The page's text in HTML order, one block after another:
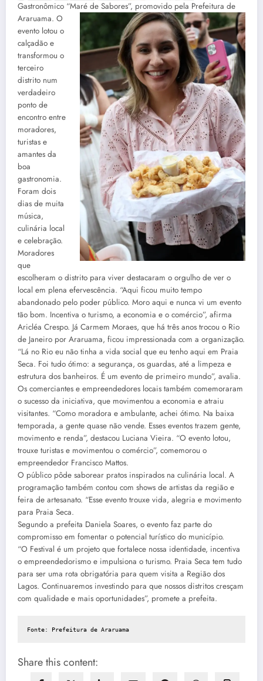
Gastronômico “Maré de Sabores”, promovido pela Prefeitura de
Araruama. O
evento lotou o
calçadão e
transformou o
terceiro
distrito num
verdadeiro
ponto de
encontro entre
moradores,
turistas e
amantes da
boa
gastronomia.
Foram dois
dias de muita
música,
culinária local
e celebração.
Moradores
que
escolheram o distrito para viver destacaram o orgulho de ver o
local em plena efervescência. “Aqui ficou muito tempo
abandonado pelo poder público. Moro aqui e nunca vi um evento
tão bom. Incentiva o turismo, a economia e o comércio”, afirma
Aricléa Crespo. Já Carmem Moraes, que há três anos trocou o Rio
de Janeiro por Araruama, ficou impressionada com a organização.
“Lá no Rio eu não tinha a vida social que eu tenho aqui em Praia
Seca. Foi tudo ótimo: a segurança, os guardas, até a limpeza e
estrutura dos banheiros. É um evento de primeiro mundo”, avalia.
Os comerciantes e empreendedores locais também comemoraram
o sucesso da iniciativa, que movimentou a economia e atraiu
visitantes. “Como moradora e ambulante, achei ótimo. Na baixa
temporada, a gente quase não vende. Esses eventos trazem gente,
movimento e renda”, destacou Luciana Vieira. “O evento lotou,
trouxe turistas e movimentou o comércio”, comemorou o
empreendedor Francisco Mattos.
O público pôde saborear pratos inspirados na culinária local. A
programação também contou com shows de artistas da região e
feira de artesanato. “Esse evento trouxe vida, alegria e movimento
para Praia Seca.
Segundo a prefeita Daniela Soares, o evento faz parte do
compromisso em fomentar o potencial turístico do município.
“O Festival é um projeto que fortalece nossa identidade, incentiva
o empreendedorismo e impulsiona o turismo. Praia Seca tem tudo
para ser uma rota obrigatória para quem visita a Região dos
Lagos. Continuaremos investindo para que nossos distritos cresçam
com qualidade e mais oportunidades”, promete a prefeita.
Fonte: Prefeitura de Araruama
Share this content: